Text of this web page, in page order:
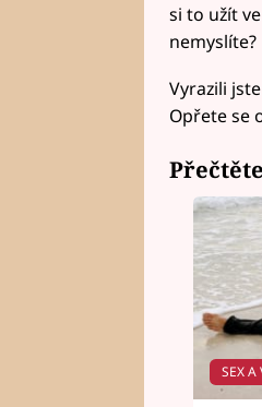
si to užít
nemyslíte?
Vyrazili
Opřete se
SEX A